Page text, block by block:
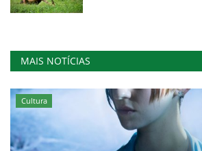
MAIS NOTÍCIAS
Cultura